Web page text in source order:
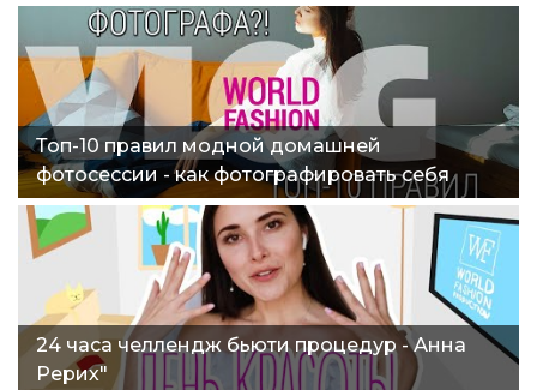
Топ-10 правил модной домашней
фотосессии - как фотографировать себя
дома."
24 часа челлендж бьюти процедур - Анна
Рерих"